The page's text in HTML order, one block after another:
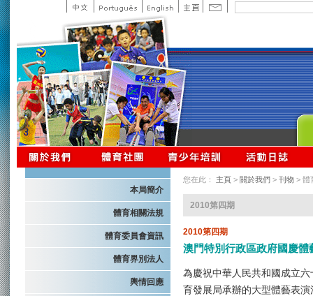
本局簡介
體育相關法規
體育委員會資訊
體育界別法人
輿情回應
您在此： 主頁 > 關於我們 > 刊物 > 體
2010第四期
2010第四期
澳門特別行政區政府國慶
為慶祝中華人民共和國成立
育發展局承辦的大型體藝表